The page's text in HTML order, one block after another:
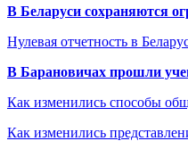
В Беларуси сохраняются
Нулевая отчетность в
В Барановичах прошли
Как изменились способы
Как изменились